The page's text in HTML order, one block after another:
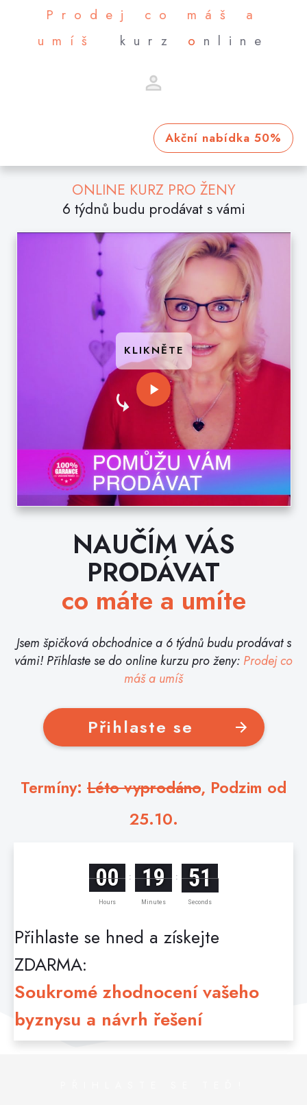
Prodej co máš a
umíš kurz o nline
Akční nabídka 50%
ONLINE KURZ PRO ŽENY
6 týdnů budu prodávat s vámi
NAUČÍM VÁS
PRODÁVAT
co máte a umíte
Jsem špičková obchodnice a 6 týdnů budu prodávat s
vámi! Přihlaste se do online kurzu pro ženy: Prodej co
máš a umíš
Přihlaste se
Termíny: Léto vyprodáno, Podzim od
25.10.
KLIKNĚTE
00
Hours
: 19
Minutes
: 49
Seconds
Přihlaste se hned a získejte
ZDARMA:
Soukromé zhodnocení vašeho
byznysu a návrh řešení